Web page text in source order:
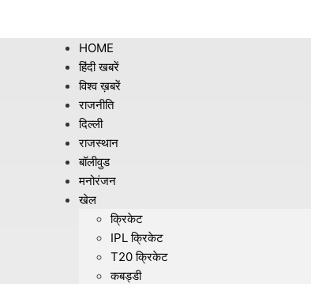
HOME
हिंदी खबरें
विश्व ख़बरें
राजनीति
दिल्ली
राजस्थान
बॉलीवुड
मनोरंजन
खेल
क्रिकेट
IPL क्रिकेट
T20 क्रिकेट
कबड्डी